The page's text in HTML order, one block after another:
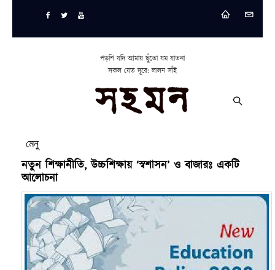
পড়শি যদি আমায় ছুঁতো যম যাতনা
সকল যেত দূরে: লালন সাঁই
মেনু
নতুন শিক্ষানীতি, উচ্চশিক্ষায় ‘স্বশাসন’ ও বাজারঃ একটি
আলোচনা